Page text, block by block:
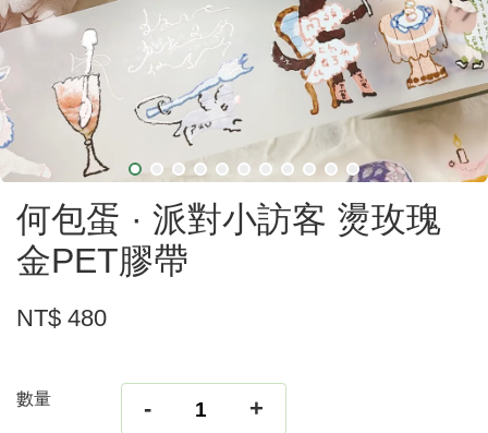
何包蛋 · 派對小訪客 燙玫瑰
金PET膠帶
NT$ 480
數量 - +